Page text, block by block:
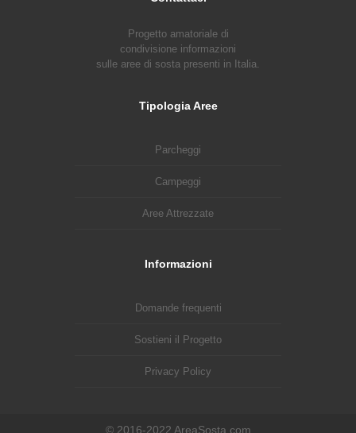
Progetto amatoriale di
condivisione informazioni
sulle aree di sosta presenti in Italia.
Tipologia Aree
Parcheggi
Campeggi
Aree Attrezzate
Informazioni
Domande frequenti
Sostieni il Progetto
Privacy Policy
© 2016-2022 AreaSosta.com